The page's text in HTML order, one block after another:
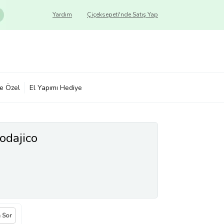
Çiçeksepeti'nde Satış Yap
Yardım
Özel El Yapımı Hediye
Sor